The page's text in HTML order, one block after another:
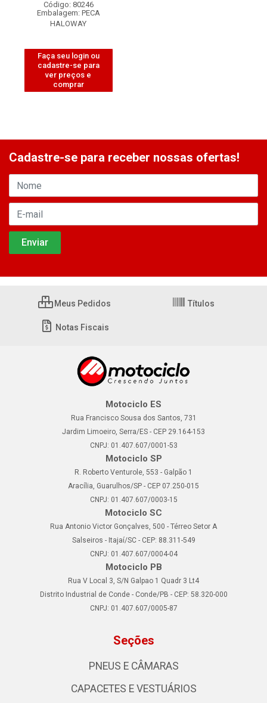
Código: 80246
Embalagem: PECA
HALOWAY
Faça seu login ou
cadastre-se para
ver preços e
comprar
Cadastre-se para receber nossas ofertas!
Meus Pedidos Títulos
Notas Fiscais
Motociclo ES
Rua Francisco Sousa dos Santos, 731
Jardim Limoeiro, Serra/ES - CEP 29.164-153
CNPJ: 01.407.607/0001-53
Motociclo SP
R. Roberto Venturole, 553 - Galpão 1
Aracília, Guarulhos/SP - CEP 07.250-015
CNPJ: 01.407.607/0003-15
Motociclo SC
Rua Antonio Victor Gonçalves, 500 - Térreo Setor A
Salseiros - Itajaí/SC - CEP: 88.311-549
CNPJ: 01.407.607/0004-04
Motociclo PB
Rua V Local 3, S/N Galpao 1 Quadr 3 Lt4
Distrito Industrial de Conde - Conde/PB - CEP: 58.320-000
CNPJ: 01.407.607/0005-87
Seções
PNEUS E CÂMARAS
CAPACETES E VESTUÁRIOS